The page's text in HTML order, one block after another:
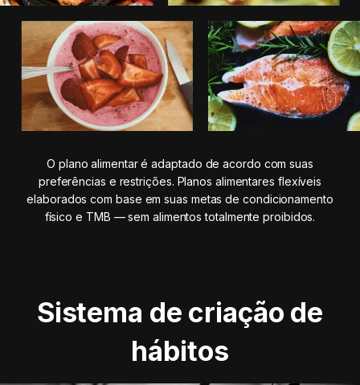
O plano alimentar é adaptado de acordo com suas
preferências e restrições. Planos alimentares flexíveis
elaborados com base em suas metas de condicionamento
físico e TMB — sem alimentos totalmente proibidos.
Sistema de criação de
hábitos